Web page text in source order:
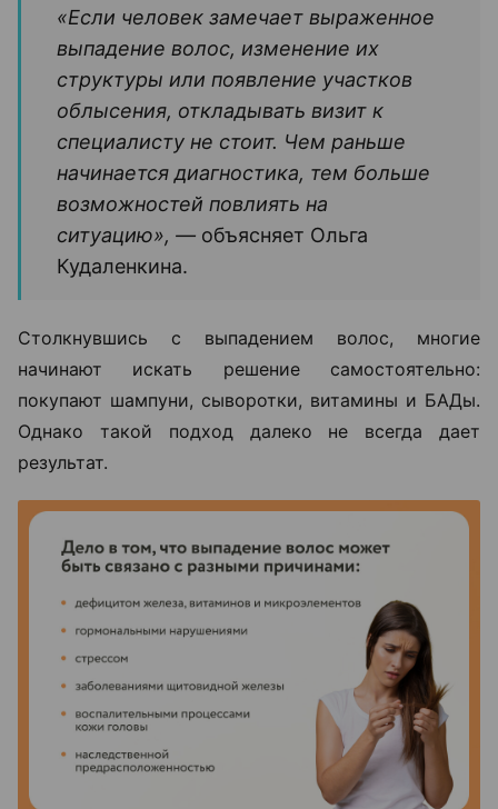
«Если человек замечает выраженное
выпадение волос, изменение их
структуры или появление участков
облысения, откладывать визит к
специалисту не стоит. Чем раньше
начинается диагностика, тем больше
возможностей повлиять на
ситуацию», — объясняет Ольга
Кудаленкина.
Столкнувшись с выпадением волос, многие
начинают искать решение самостоятельно:
покупают шампуни, сыворотки, витамины и БАДы.
Однако такой подход далеко не всегда дает
результат.